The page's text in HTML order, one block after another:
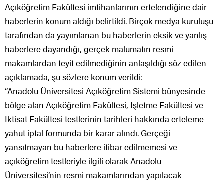
Açıköğretim Fakültesi imtihanlarının ertelendiğine dair
haberlerin konum aldığı belirtildi. Birçok medya kuruluşu
tarafından da yayımlanan bu haberlerin eksik ve yanlış
haberlere dayandığı, gerçek malumatın resmi
makamlardan teyit edilmediğinin anlaşıldığı söz edilen
açıklamada, şu sözlere konum verildi:
“Anadolu Üniversitesi Açıköğretim Sistemi bünyesinde
bölge alan Açıköğretim Fakültesi, İşletme Fakültesi ve
İktisat Fakültesi testlerinin tarihleri hakkında erteleme
yahut iptal formunda bir karar alındı. Gerçeği
yansıtmayan bu haberlere itibar edilmemesi ve
açıköğretim testleriyle ilgili olarak Anadolu
Üniversitesi’nin resmi makamlarından yapılacak